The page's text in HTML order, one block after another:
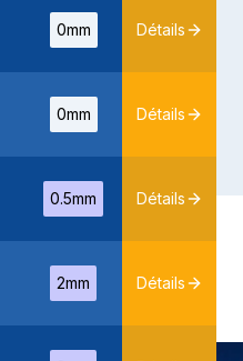
0mm Détails
0mm Détails
0.5mm Détails
2mm Détails